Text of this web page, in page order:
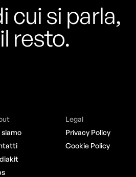
cui si parla,
resto.
siamo
Legal
Privacy Policy
Cookie Policy